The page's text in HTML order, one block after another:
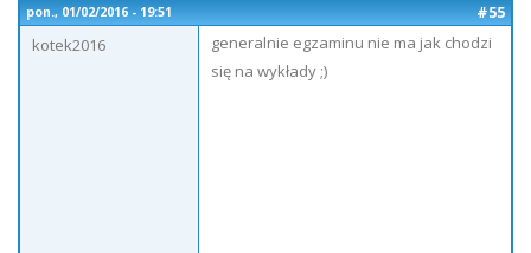
pon., 01/02/2016 - 19:51
#55
kotek2016
generalnie egzaminu nie ma jak chodzi
się na wykłady ;)